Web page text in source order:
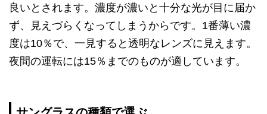
良いとされます。濃度が濃いと十分な光が目に届か
ず、見えづらくなってしまうからです。1番薄い濃
度は10％で、一見すると透明なレンズに見えます。
夜間の運転には15％までのものが適しています。